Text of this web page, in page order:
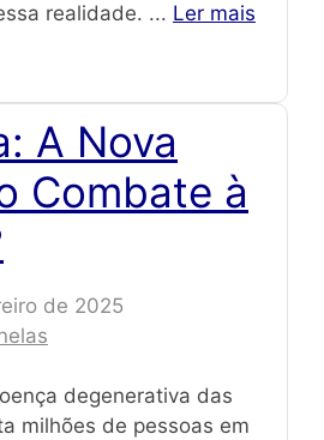
realidade. ... Ler mais
A Nova
Combate à
de 2025
degenerativa das
milhões de pessoas em